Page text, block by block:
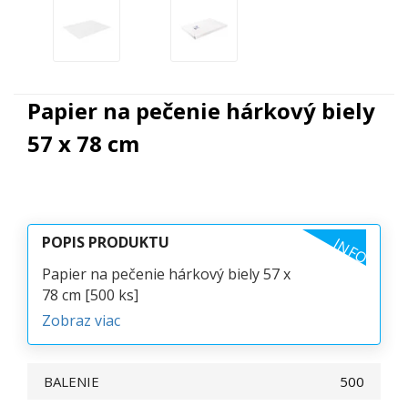
Papier na pečenie hárkový biely
57 x 78 cm
POPIS PRODUKTU INFO
Papier na pečenie hárkový biely 57 x
78 cm [500 ks]
Zobraz viac
BALENIE
500